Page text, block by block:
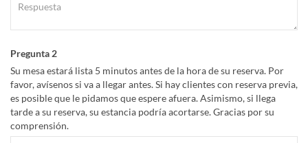
Pregunta 2
Su mesa estará lista 5 minutos antes de la hora de su reserva. Por
favor, avísenos si va a llegar antes. Si hay clientes con reserva previa,
es posible que le pidamos que espere afuera. Asimismo, si llega
tarde a su reserva, su estancia podría acortarse. Gracias por su
comprensión.